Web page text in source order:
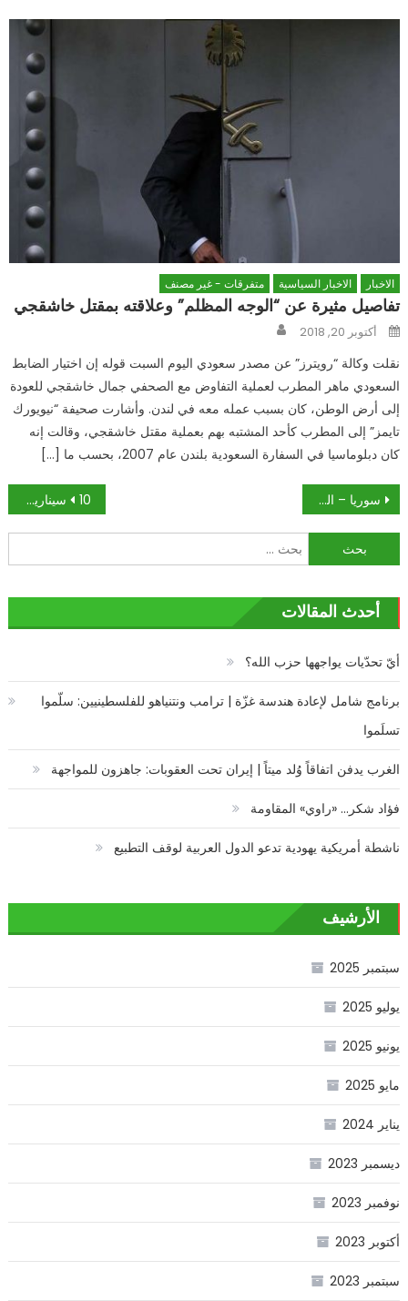
الاخبار الاخبار السياسية متفرقات - غير مصنف
تفاصيل مثيرة عن “الوجه المظلم” وعلاقته بمقتل خاشقجي
Posted
onأكتوبر 20, 2018
نقلت وكالة “رويترز” عن مصدر سعودي اليوم السبت قوله إن اختيار الضابط
السعودي ماهر المطرب لعملية التفاوض مع الصحفي جمال خاشقجي للعودة
إلى أرض الوطن، كان بسبب عمله معه في لندن. وأشارت صحيفة “نيويورك
تايمز” إلى المطرب كأحد المشتبه بهم بعملية مقتل خاشقجي، وقالت إنه
كان دبلوماسيا في السفارة السعودية بلندن عام 2007، بحسب ما […]
تصفّح
المقالات
10 سيناريوهات محتملة ستحدث فوضى في الاقتصاد العالمي بحلول عام 2022 سوريا – العراق: «داعش» تعود… لتبقى أميركا
البحث
عن:
أحدث المقالات
أيّ تحدّيات يواجهها حزب الله؟
برنامج شامل لإعادة هندسة غزّة | ترامب ونتنياهو للفلسطينيين: سلّموا
تسلَموا
الغرب يدفن اتفاقاً وُلد ميتاً | إيران تحت العقوبات: جاهزون للمواجهة
فؤاد شكر… «راوي» المقاومة
ناشطة أمريكية يهودية تدعو الدول العربية لوقف التطبيع
الأرشيف
سبتمبر 2025
يوليو 2025
يونيو 2025
مايو 2025
يناير 2024
ديسمبر 2023
نوفمبر 2023
أكتوبر 2023
سبتمبر 2023